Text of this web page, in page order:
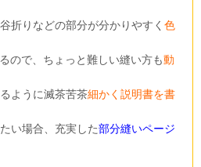
折りなどの部分が分かりやすく色
ので、ちょっと難しい縫い方も動
ように滅茶苦茶細かく説明書を書
い場合、充実した部分縫いページ